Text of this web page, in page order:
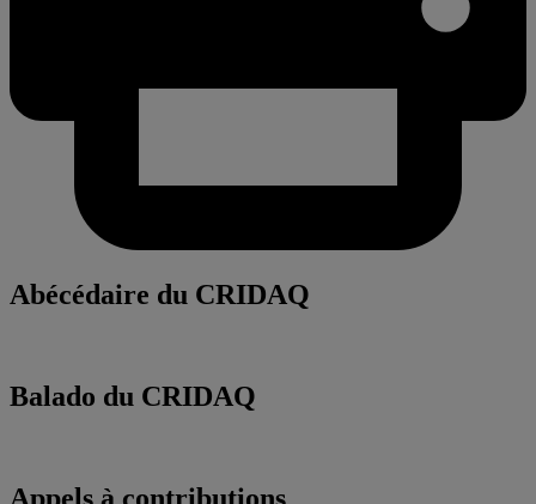
Abécédaire du CRIDAQ
Balado du CRIDAQ
Appels à contributions